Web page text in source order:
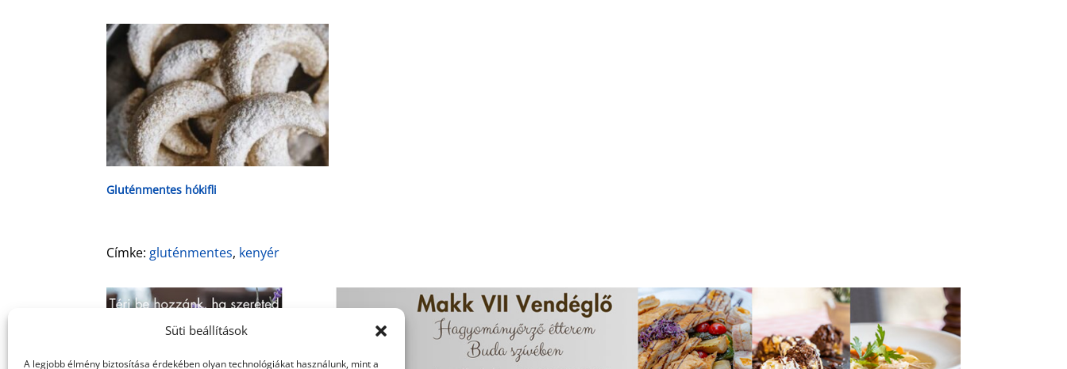
Süti beállítások
A legjobb élmény biztosítása érdekében olyan technológiákat használunk, mint a
Gluténmentes hókifli
Címke: gluténmentes, kenyér